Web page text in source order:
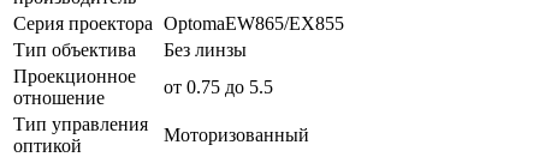
Серия проектора OptomaEW865/EX855
Тип объектива
Без линзы
Проекционное
отношение
от 0.75 до 5.5
Тип управления
оптикой
Моторизованный